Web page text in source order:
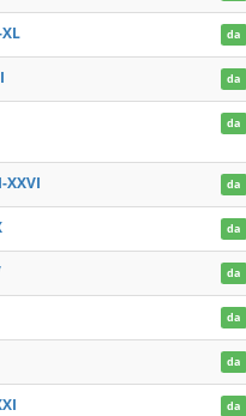
da
da
da
XXVI da
da
da
da
da
da